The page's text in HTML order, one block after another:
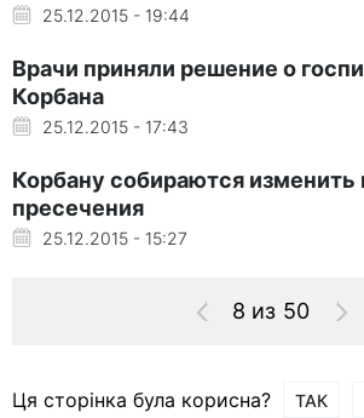
25.12.2015 - 19:44
Врачи приняли решение о
Корбана
25.12.2015 - 17:43
Корбану собираются изменить
пресечения
25.12.2015 - 15:27
8 из 50
Ця сторінка була корисна? ТАК